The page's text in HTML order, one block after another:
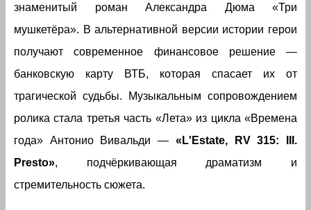
знаменитый роман Александра Дюма «Три
мушкетёра». В альтернативной версии истории герои
получают современное финансовое решение —
банковскую карту ВТБ, которая спасает их от
трагической судьбы. Музыкальным сопровождением
ролика стала третья часть «Лета» из цикла «Времена
года» Антонио Вивальди — «L'Estate, RV 315: III.
Presto», подчёркивающая драматизм и
стремительность сюжета.